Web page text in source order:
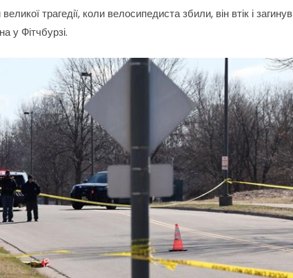
трагедії, коли велосипедиста збили, він втік і загинув
у Фітчбурзі.